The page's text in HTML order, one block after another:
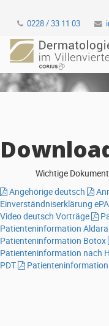
0228 / 33 11 03
Wichtige
Angehörige deutsch
Einverständniserklärung
Video deutsch Vorträge
Patienteninformation Aldara
Patienteninformation Botox
Patienteninformation nach
PDT